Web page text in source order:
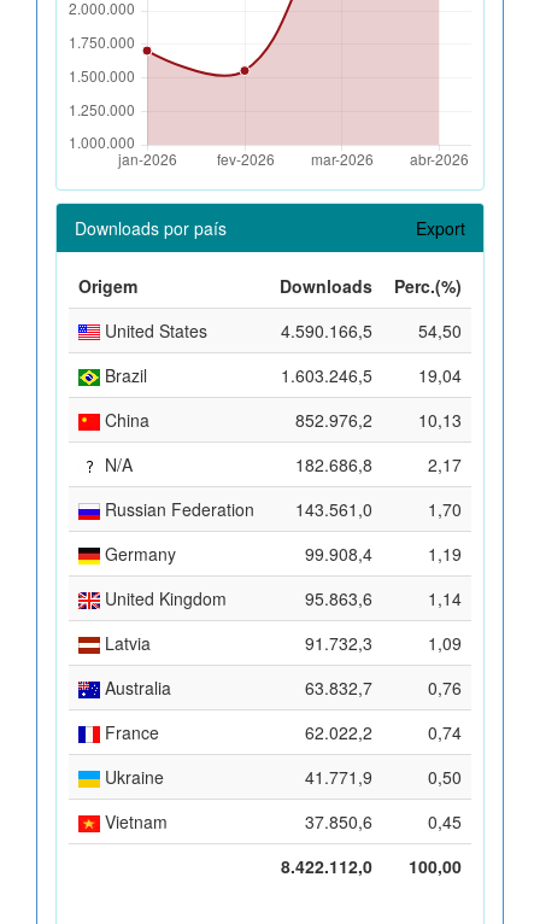
Downloads por país Export
Origem Downloads
Perc.(%)
United States
4.590.166,5
54,50
Brazil
1.603.246,5
19,04
China
852.976,2
10,13
N/A
182.686,8
2,17
Russian Federation
143.561,0
1,70
Germany
99.908,4
1,19
United Kingdom
95.863,6
1,14
Latvia
91.732,3
1,09
Australia
63.832,7
0,76
France
62.022,2
0,74
Ukraine
41.771,9
0,50
Vietnam
37.850,6
0,45
8.422.112,0
100,00